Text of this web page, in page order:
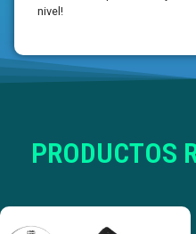
nivel!
PRODUCTOS